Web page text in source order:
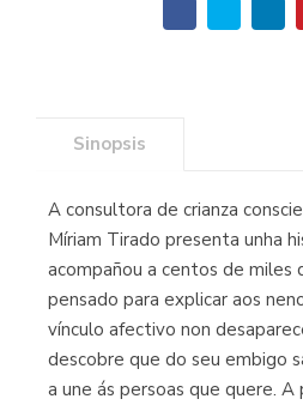
Sinopsis
A consultora de crianza
Míriam Tirado presenta unha
acompañou a centos de miles
pensado para explicar aos
vínculo afectivo non
descobre que do seu embigo
a une ás persoas que quere.